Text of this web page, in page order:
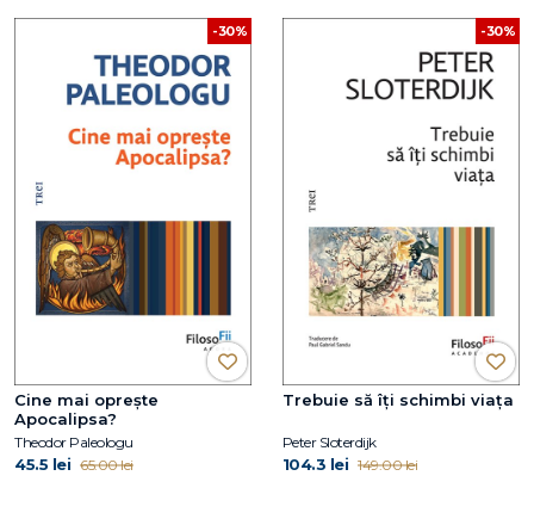
-30%
Cine mai oprește
Apocalipsa?
Theodor Paleologu
45.5 lei 65.00 lei
-30%
Trebuie să îți schimbi viața
Peter Sloterdijk
104.3 lei 149.00 lei